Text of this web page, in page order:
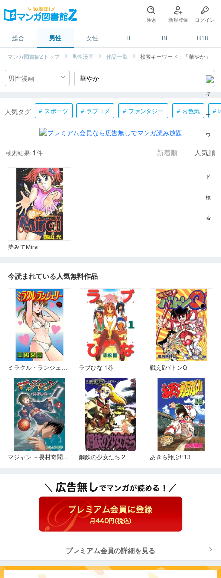
検索 新規登録 ログイン
総合 男性 女性 TL BL R18
マンガ図書館Zトップ 男性漫画 作品一覧 検索キーワード：「華やか」
人気タグ スポーツ ラブコメ ファンタジー お色気
検索結果:1 件 新着順 人気順
夢みてMirai
今読まれている人気無料作品
ミラクル・ランジェリー 2 ラブひな 1巻 戦え⁉︎バトンQ
マジャン ～畏村奇聞～ 2 鋼鉄の少女たち 2 あきら翔ぶ!! 13
プレミアム会員の詳細を見る